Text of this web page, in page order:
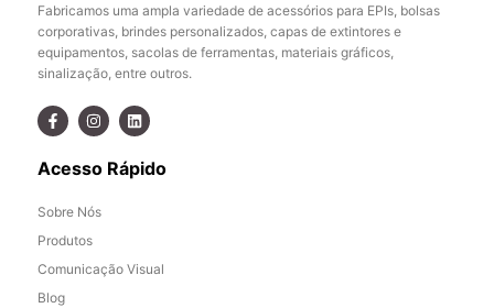
Fabricamos uma ampla variedade de acessórios para EPIs, bolsas
corporativas, brindes personalizados, capas de extintores e
equipamentos, sacolas de ferramentas, materiais gráficos,
sinalização, entre outros.
Acesso Rápido
Sobre Nós
Produtos
Comunicação Visual
Blog